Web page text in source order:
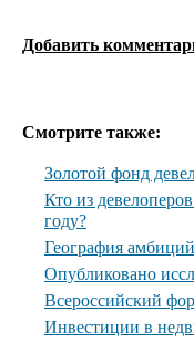
Добавить
Смотрите также:
Золотой фонд
Кто из
году?
География
Опубликовано
Всероссийский
Инвестиции в